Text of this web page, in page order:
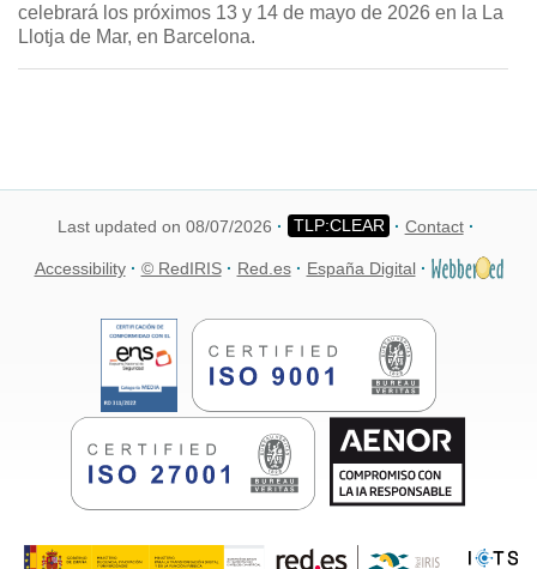
celebrará los próximos 13 y 14 de mayo de 2026 en la La
Llotja de Mar, en Barcelona.
Last updated on 08/07/2026 Contact
Accessibility © RedIRIS Red.es España Digital